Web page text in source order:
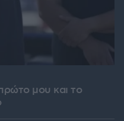
μου και το